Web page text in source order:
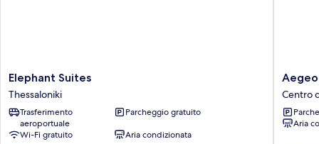
Elephant
Suites
Thessaloniki
Elephant Suites
Thessaloniki
Trasferimento
aeroportuale
Parcheggio gratuito
Wi-Fi gratuito
Aria condizionata
Aegeon
Hotel
Centro
di
Centro
Aria